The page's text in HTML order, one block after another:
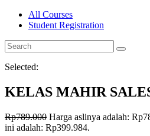
All Courses
Student Registration
Selected:
KELAS MAHIR
Rp789.000 Harga aslinya adalah:
ini adalah: Rp399.984.